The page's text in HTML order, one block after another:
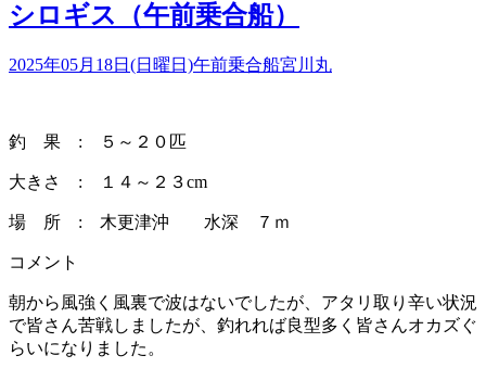
シロギス（午前乗合船）
2025年05月18日(日曜日)午前乗合船宮川丸
釣 果 : ５～２０匹
大きさ : １４～２３cm
場 所 : 木更津沖 水深 ７ｍ
コメント
朝から風強く風裏で波はないでしたが、アタリ取り辛い状況
で皆さん苦戦しましたが、釣れれば良型多く皆さんオカズぐ
らいになりました。